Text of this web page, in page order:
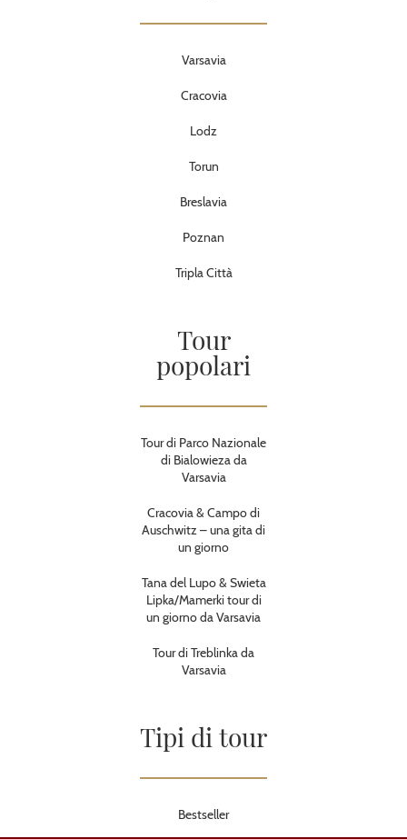
Varsavia
Cracovia
Lodz
Torun
Breslavia
Poznan
Tripla Città
Tour
popolari
Tour di Parco Nazionale
di Bialowieza da
Varsavia
Cracovia & Campo di
Auschwitz – una gita di
un giorno
Tana del Lupo & Swieta
Lipka/Mamerki tour di
un giorno da Varsavia
Tour di Treblinka da
Varsavia
Tipi di tour
Bestseller